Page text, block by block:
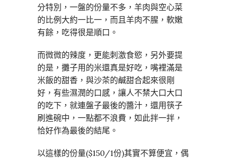
分特別，一盤的份量不多，羊肉與空心菜
的比例大約一比一，而且羊肉不腥，軟嫩
有餘，吃得很是順口。
而微微的辣度，更能刺激食慾，另外要提
的是，攤子用的米還真是好吃，嘴裡滿是
米飯的甜香，與沙茶的鹹甜合起來很剛
好，有些濕潤的口感，讓人不禁大口大口
的吃下，就連盤子最後的醬汁，還用筷子
刷進碗中，一點都不浪費，如此拌一拌，
恰好作為最後的結尾。
以這樣的份量($150/1份)其實不算便宜，偶